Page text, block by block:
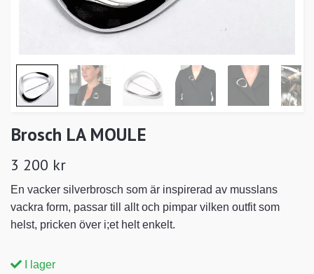
Brosch LA MOULE
3 200 kr
En vacker silverbrosch som är inspirerad av musslans
vackra form, passar till allt och pimpar vilken outfit som
helst, pricken över i;et helt enkelt.
I lager